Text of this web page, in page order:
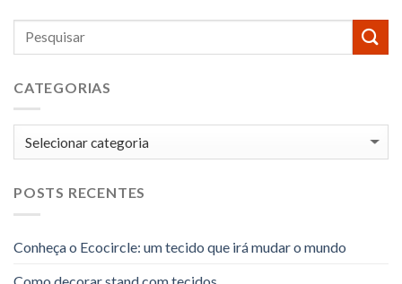
CATEGORIAS
Categorias
POSTS RECENTES
Conheça o Ecocircle: um tecido que irá mudar o mundo